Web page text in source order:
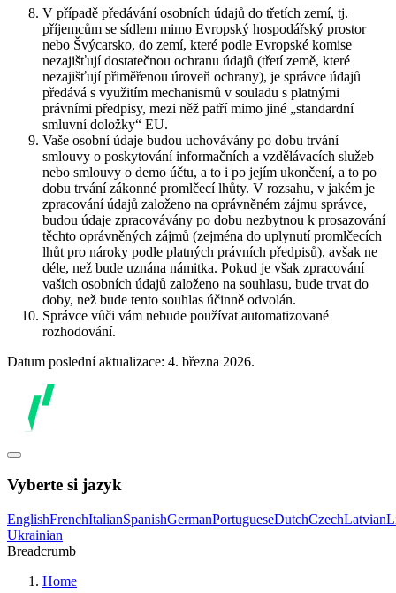
V případě předávání osobních údajů do třetích zemí, tj.
příjemcům se sídlem mimo Evropský hospodářský prostor
nebo Švýcarsko, do zemí, které podle Evropské komise
nezajišťují dostatečnou ochranu údajů (třetí země, které
nezajišťují přiměřenou úroveň ochrany), je správce údajů
předává s využitím mechanismů v souladu s platnými
právními předpisy, mezi něž patří mimo jiné „standardní
smluvní doložky“ EU.
Vaše osobní údaje budou uchovávány po dobu trvání
smlouvy o poskytování informačních a vzdělávacích služeb
nebo smlouvy o demo účtu, a to i po jejím ukončení, a to po
dobu trvání zákonné promlčecí lhůty. V rozsahu, v jakém je
zpracování údajů založeno na oprávněném zájmu správce,
budou údaje zpracovávány po dobu nezbytnou k prosazování
těchto oprávněných zájmů (zejména do uplynutí promlčecích
lhůt pro nároky podle platných právních předpisů), avšak ne
déle, než bude uznána námitka. Pokud je však zpracování
vašich osobních údajů založeno na souhlasu, bude trvat do
doby, než bude tento souhlas účinně odvolán.
Správce vůči vám nebude používat automatizované
rozhodování.
Datum poslední aktualizace: 4. března 2026.
Vyberte si jazyk
EnglishFrenchItalianSpanishGermanPortugueseDutchCzechLatvian
Ukrainian
Breadcrumb
Home